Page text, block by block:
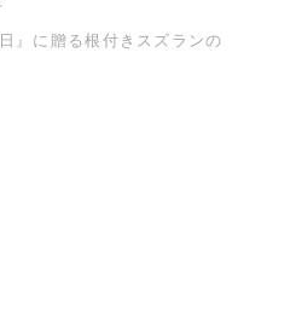
』に贈る根付きスズランの